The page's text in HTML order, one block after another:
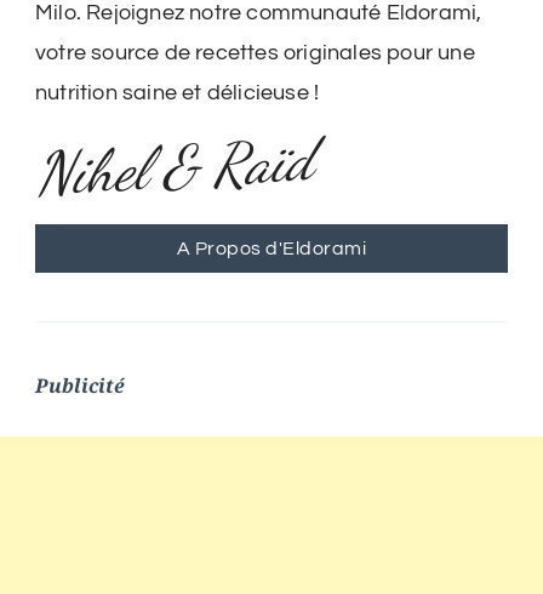
Milo. Rejoignez notre communauté Eldorami,
votre source de recettes originales pour une
nutrition saine et délicieuse !
Nihel & Raïd
A Propos d'Eldorami
Publicité